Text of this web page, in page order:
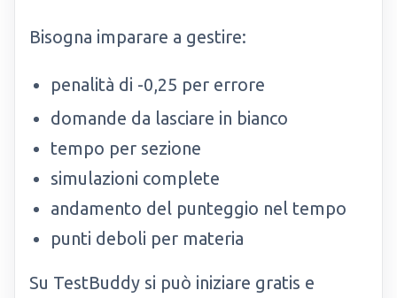
Bisogna imparare a gestire:
penalità di -0,25 per errore
domande da lasciare in bianco
tempo per sezione
simulazioni complete
andamento del punteggio nel tempo
punti deboli per materia
Su TestBuddy si può iniziare gratis e